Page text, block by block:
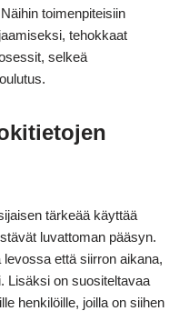
toimenpiteisiin
tehokkaat
selkeä
tärkeää käyttää
luvattoman pääsyn.
että siirron aikana,
Lisäksi on suositeltavaa
henkilöille, joilla on siihen